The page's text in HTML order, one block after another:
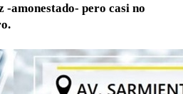
-amonestado- pero casi no